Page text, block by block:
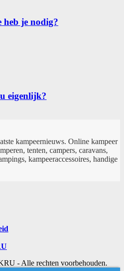
heb je nodig?
eigenlijk?
kampeernieuws. Online kampeer
tenten, campers, caravans,
kampeeraccessoires, handige
- Alle rechten voorbehouden.